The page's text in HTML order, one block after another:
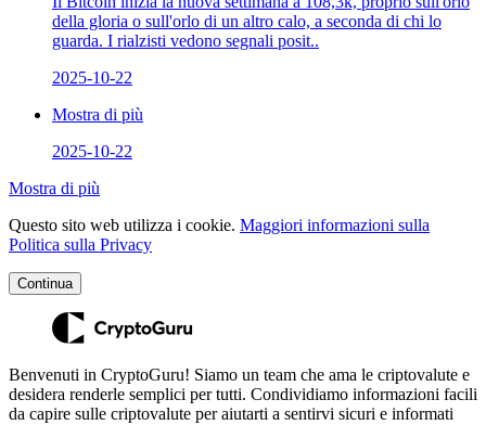
della gloria o sull'orlo di un altro calo, a seconda di chi lo
guarda. I rialzisti vedono segnali posit..
2025-10-22
Mostra di più
2025-10-22
Mostra di più
Questo sito web utilizza i cookie. Maggiori informazioni sulla
Politica sulla Privacy
Continua
Benvenuti in CryptoGuru! Siamo un team che ama le criptovalute e
desidera renderle semplici per tutti. Condividiamo informazioni facili
da capire sulle criptovalute per aiutarti a sentirvi sicuri e informati